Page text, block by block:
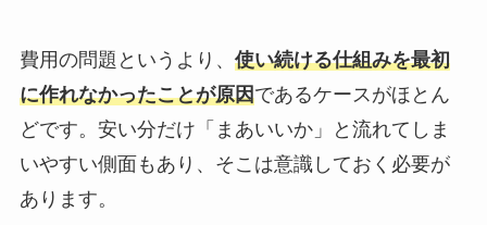
費用の問題というより、 使い続ける仕組みを最初
に作れなかったことが原因であるケースがほとん
どです。安い分だけ「まあいいか」と流れてしま
いやすい側面もあり、そこは意識しておく必要が
あります。